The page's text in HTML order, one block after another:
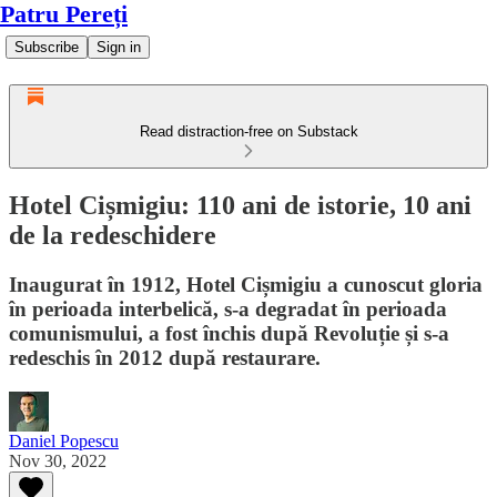
Patru Pereți
Subscribe Sign in
Read distraction-free on Substack
Hotel Cișmigiu: 110 ani de istorie, 10 ani
de la redeschidere
Inaugurat în 1912, Hotel Cișmigiu a cunoscut gloria
în perioada interbelică, s-a degradat în perioada
comunismului, a fost închis după Revoluție și s-a
redeschis în 2012 după restaurare.
Daniel Popescu
Nov 30, 2022